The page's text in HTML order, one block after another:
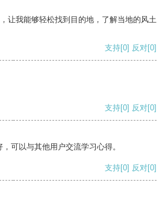
让我能够轻松找到目的地，了解当地的风土
支持[0] 反对[0]
支持[0] 反对[0]
可以与其他用户交流学习心得。
支持[0] 反对[0]